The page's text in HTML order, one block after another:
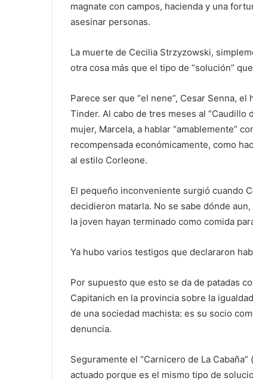
magnate con campos, hacienda y una
asesinar personas.
La muerte de Cecilia Strzyzowski,
otra cosa más que el tipo de “solución”
Parece ser que “el nene”, Cesar Senna,
Tinder. Al cabo de tres meses al “Caudillo
mujer, Marcela, a hablar “amablemente”
recompensada económicamente, como
al estilo Corleone.
El pequeño inconveniente surgió cuando
decidieron matarla. No se sabe dónde
la joven hayan terminado como comida
Ya hubo varios testigos que declararon
Por supuesto que esto se da de patadas
Capitanich en la provincia sobre la
de una sociedad machista: es su socio
denuncia.
Seguramente el “Carnicero de La
actuado porque es el mismo tipo de